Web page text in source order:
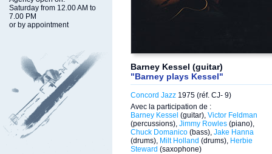
Saturday from 12.00 AM to
7.00 PM
or by appointment
Barney Kessel (guitar)
"Barney plays Kessel"
Concord Jazz 1975 (réf. CJ- 9)
Avec la participation de :
Barney Kessel (guitar), Victor Feldman
(percussions), Jimmy Rowles (piano),
Chuck Domanico (bass), Jake Hanna
(drums), Milt Holland (drums), Herbie
Steward (saxophone)